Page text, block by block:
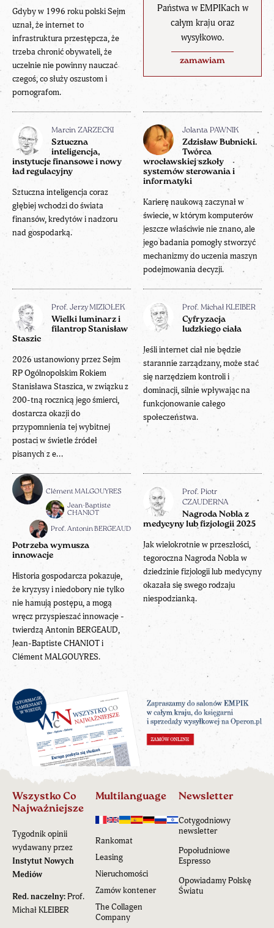
Państwa w EMPIKach w
całym kraju oraz
wysyłkowo.
zamawiam
Gdyby w 1996 roku polski Sejm
uznał, że internet to
infrastruktura przestępcza, że
trzeba chronić obywateli, że
uczelnie nie powinny nauczać
czegoś, co służy oszustom i
pornografom.
Marcin ZARZECKI
Sztuczna
inteligencja,
instytucje finansowe i nowy
ład regulacyjny
Sztuczna inteligencja coraz
głębiej wchodzi do świata
finansów, kredytów i nadzoru
nad gospodarką.
Jolanta PAWNIK
Zdzisław Bubnicki.
Twórca
wrocławskiej szkoły
systemów sterowania i
informatyki
Karierę naukową zaczynał w
świecie, w którym komputerów
jeszcze właściwie nie znano, ale
jego badania pomogły stworzyć
mechanizmy do uczenia maszyn
podejmowania decyzji.
Prof. Jerzy MIZIOŁEK
Wielki luminarz i
filantrop Stanisław
Staszic
2026 ustanowiony przez Sejm
RP Ogólnopolskim Rokiem
Stanisława Staszica, w związku z
200-tną rocznicą jego śmierci,
dostarcza okazji do
przypomnienia tej wybitnej
postaci w świetle źródeł
pisanych z e...
Prof. Michał KLEIBER
Cyfryzacja
ludzkiego ciała
Jeśli internet ciał nie będzie
starannie zarządzany, może stać
się narzędziem kontroli i
dominacji, silnie wpływając na
funkcjonowanie całego
społeczeństwa.
Clément MALGOUYRES
Jean-Baptiste
CHANIOT
Prof. Antonin BERGEAUD
Potrzeba wymusza
innowacje
Historia gospodarcza pokazuje,
że kryzysy i niedobory nie tylko
nie hamują postępu, a mogą
wręcz przyspieszać innowacje -
twierdzą Antonin BERGEAUD,
Jean-Baptiste CHANIOT i
Clément MALGOUYRES.
Prof. Piotr
CZAUDERNA
Nagroda Nobla z
medycyny lub fizjologii 2025
Jak wielokrotnie w przeszłości,
tegoroczna Nagroda Nobla w
dziedzinie fizjologii lub medycyny
okazała się swego rodzaju
niespodzianką.
Wszystko Co
Najważniejsze
Tygodnik opinii
wydawany przez
Instytut Nowych
Mediów
Red. naczelny:Prof.
Michał KLEIBER
Multilanguage
Rankomat
Leasing
Nieruchomości
Zamów kontener
The Collagen
Company
Newsletter
Cotygodniowy
newsletter
Popołudniowe
Espresso
Opowiadamy Polskę
Światu